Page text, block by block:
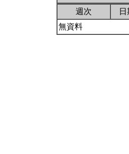
週次
日
無資料